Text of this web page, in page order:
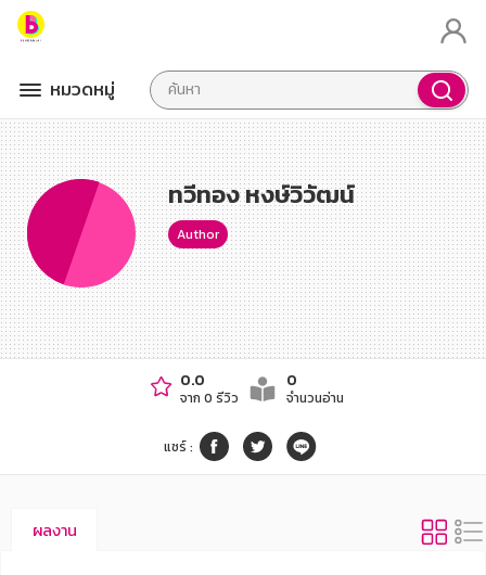
หมวดหมู่
ทวีทอง หงษ์วิวัฒน์
Author
0.0
จาก 0 รีวิว
0
จำนวนอ่าน
แชร์:
ผลงาน